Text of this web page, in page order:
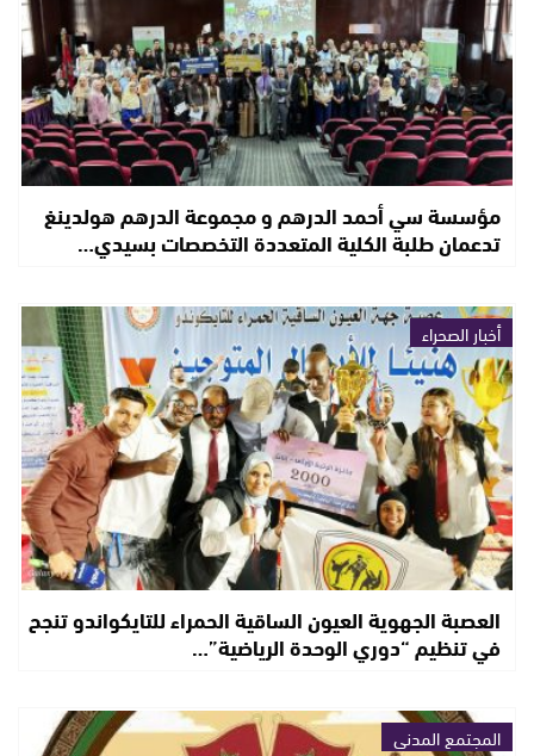
مؤسسة سي أحمد الدرهم و مجموعة الدرهم هولدينغ
تدعمان طلبة الكلية المتعددة التخصصات بسيدي…
أخبار الصحراء
العصبة الجهوية العيون الساقية الحمراء للتايكواندو تنجح
في تنظيم “دوري الوحدة الرياضية”…
المجتمع المدني